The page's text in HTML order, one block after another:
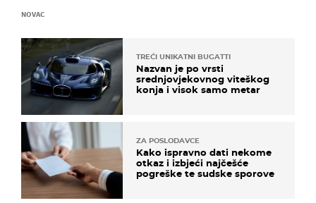
NOVAC
TREĆI UNIKATNI BUGATTI
Nazvan je po vrsti
srednjovjekovnog viteškog
konja i visok samo metar
ZA POSLODAVCE
Kako ispravno dati nekome
otkaz i izbjeći najčešće
pogreške te sudske sporove